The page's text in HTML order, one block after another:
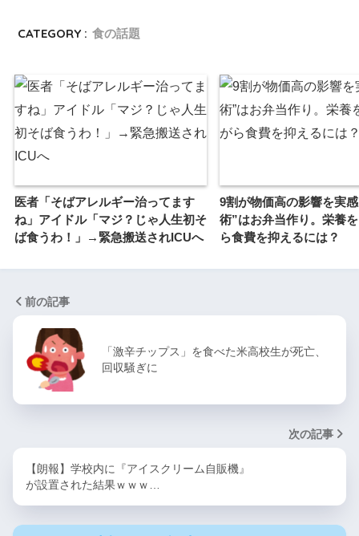
CATEGORY : 食の話題
医者「そばアレルギー治ってます
ね」アイドル「マジ？じゃ人生初そ
ば食うわ！」→緊急搬送されICUへ
9割が物価高の影響を実
術”はお弁当作り。栄養
ら食費を抑えるには？
前の記事
「激辛チップス」を食べた米高校生が死亡、
回収騒ぎに
次の記事
【朗報】学校内に『アイスクリーム自販機』
が設置された結果ｗｗｗ…